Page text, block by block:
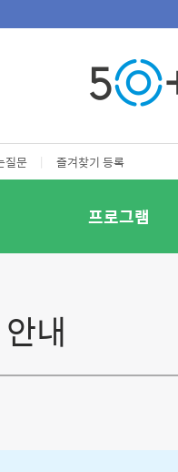
질문 | 즐겨찾기 등록
프로그램
내